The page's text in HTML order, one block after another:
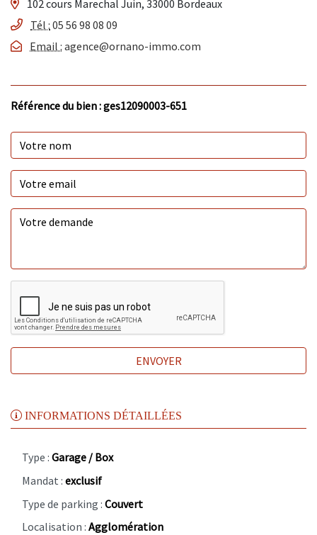
102 cours Marechal Juin, 33000 Bordeaux
Tél : 05 56 98 08 09
Email : agence@ornano-immo.com
Référence du bien : ges12090003-651
ENVOYER
INFORMATIONS DÉTAILLÉES
Type : Garage / Box
Mandat : exclusif
Type de parking : Couvert
Localisation : Agglomération